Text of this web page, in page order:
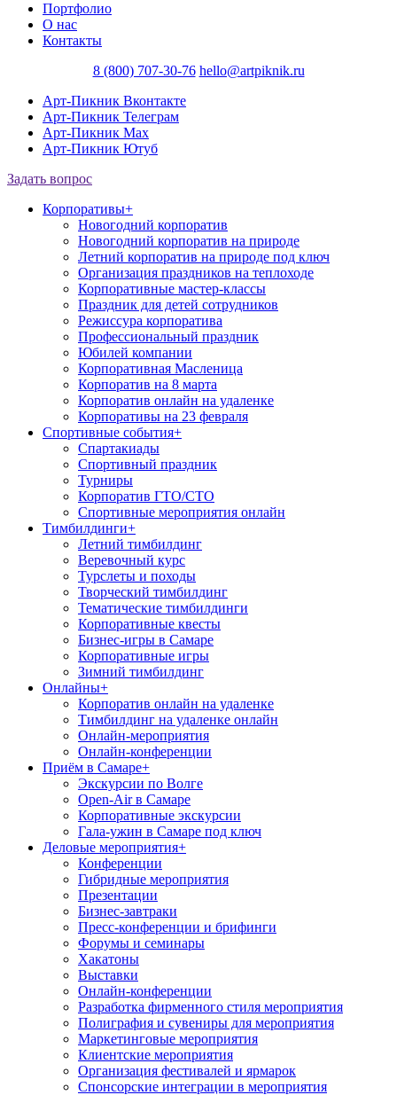
Портфолио
О нас
Контакты
8 (800) 707-30-76 hello@artpiknik.ru
Арт-Пикник Вконтакте
Арт-Пикник Телеграм
Арт-Пикник Max
Арт-Пикник Ютуб
Задать вопрос
Корпоративы+
Новогодний корпоратив
Новогодний корпоратив на природе
Летний корпоратив на природе под ключ
Организация праздников на теплоходе
Корпоративные мастер-классы
Праздник для детей сотрудников
Режиссура корпоратива
Профессиональный праздник
Юбилей компании
Корпоративная Масленица
Корпоратив на 8 марта
Корпоратив онлайн на удаленке
Корпоративы на 23 февраля
Спортивные события+
Спартакиады
Спортивный праздник
Турниры
Корпоратив ГТО/СТО
Спортивные мероприятия онлайн
Тимбилдинги+
Летний тимбилдинг
Веревочный курс
Турслеты и походы
Творческий тимбилдинг
Тематические тимбилдинги
Корпоративные квесты
Бизнес-игры в Самаре
Корпоративные игры
Зимний тимбилдинг
Онлайны+
Корпоратив онлайн на удаленке
Тимбилдинг на удаленке онлайн
Онлайн-мероприятия
Онлайн-конференции
Приём в Самаре+
Экскурсии по Волге
Open-Air в Самаре
Корпоративные экскурсии
Гала-ужин в Самаре под ключ
Деловые мероприятия+
Конференции
Гибридные мероприятия
Презентации
Бизнес-завтраки
Пресс-конференции и брифинги
Форумы и семинары
Хакатоны
Выставки
Онлайн-конференции
Разработка фирменного стиля мероприятия
Полиграфия и сувениры для мероприятия
Маркетинговые мероприятия
Клиентские мероприятия
Организация фестивалей и ярмарок
Спонсорские интеграции в мероприятия